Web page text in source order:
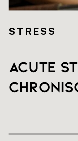
Acute
STRESS